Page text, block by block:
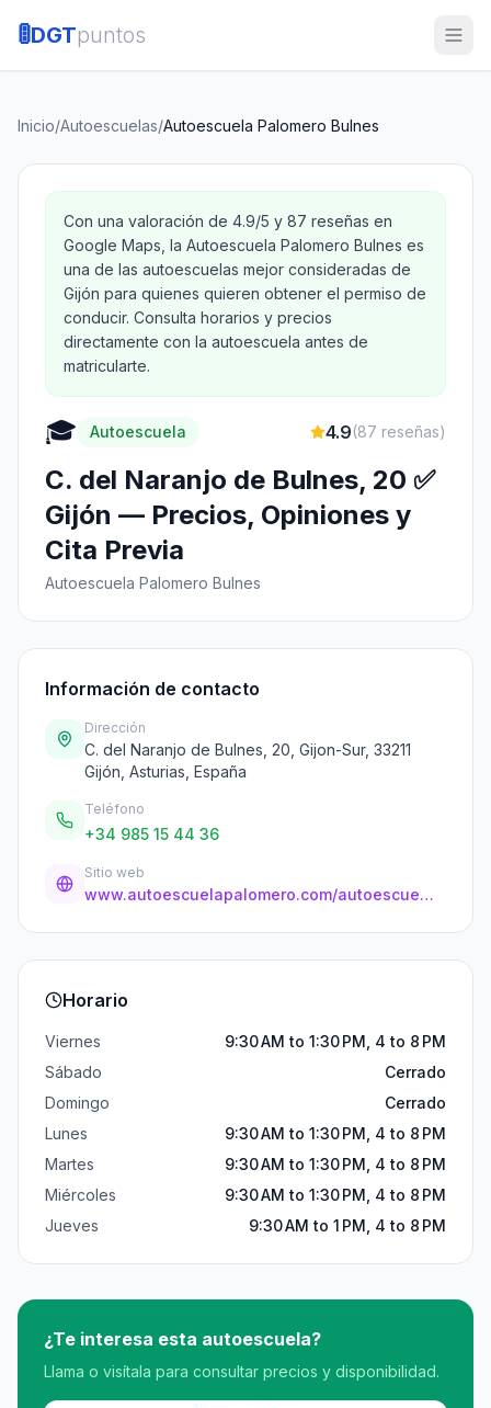
🚦DGTpuntos
Inicio/Autoescuelas/Autoescuela Palomero Bulnes
Con una valoración de 4.9/5 y 87 reseñas en
Google Maps, la Autoescuela Palomero Bulnes es
una de las autoescuelas mejor consideradas de
Gijón para quienes quieren obtener el permiso de
conducir. Consulta horarios y precios
directamente con la autoescuela antes de
matricularte.
🎓 Autoescuela 4.9(87 reseñas)
C. del Naranjo de Bulnes, 20 ✅
Gijón — Precios, Opiniones y
Cita Previa
Autoescuela Palomero Bulnes
Información de contacto
Dirección
C. del Naranjo de Bulnes, 20, Gijon-Sur, 33211
Gijón, Asturias, España
Teléfono
+34 985 15 44 36
Sitio web
www.autoescuelapalomero.com/autoescuelas-en-gijon/
Horario
Viernes
9:30 AM to 1:30 PM, 4 to 8 PM
Sábado
Cerrado
Domingo
Cerrado
Lunes
9:30 AM to 1:30 PM, 4 to 8 PM
Martes
9:30 AM to 1:30 PM, 4 to 8 PM
Miércoles
9:30 AM to 1:30 PM, 4 to 8 PM
Jueves
9:30 AM to 1 PM, 4 to 8 PM
¿Te interesa esta autoescuela?
Llama o visítala para consultar precios y disponibilidad.